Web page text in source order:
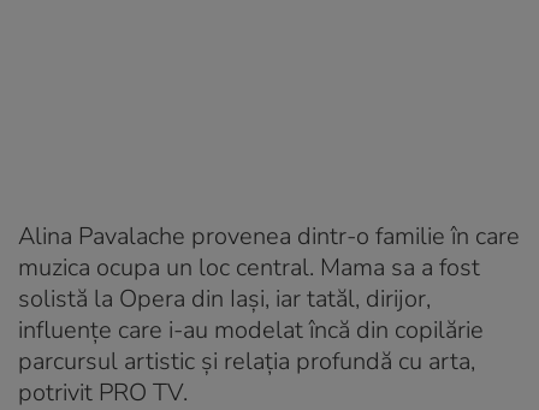
Alina Pavalache provenea dintr-o familie în care
muzica ocupa un loc central. Mama sa a fost
solistă la Opera din Iași, iar tatăl, dirijor,
influențe care i-au modelat încă din copilărie
parcursul artistic și relația profundă cu arta,
potrivit PRO TV.